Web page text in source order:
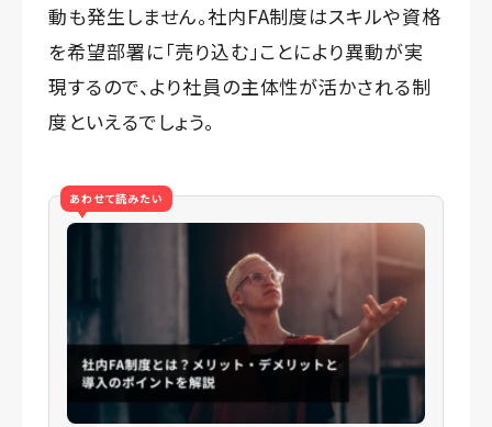
動も発生しません。社内FA制度はスキルや資格
を希望部署に「売り込む」ことにより異動が実
現するので、より社員の主体性が活かされる制
度といえるでしょう。
あわせて読みたい